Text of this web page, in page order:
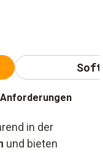
in der
und bieten